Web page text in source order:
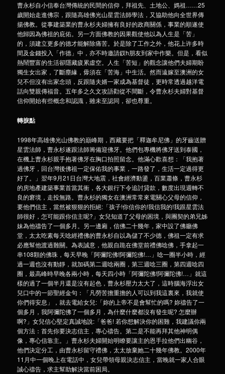
曹永杉自小信奉台灣傳統的民間的信仰，拜祖先、土地公、媽祖……25
歲開始走進佛宗，跟隨高雄佛光山星雲法師學法，又協助他向全世界傳
揚佛教。從事建築業的曹永杉夫婦擁有良好的政商關係，事業的順遂使
他歸因為佛祖的庇佑。另一方面佛教的因果觀使他以為人生是「苦」
的，須建立更多的德才能解除痛苦。於是除了工作之外，他花上许多時
間及金錢投入「作德」中，亦不時邀請釵h朋友到家中作樂。但是，看似
熱鬧豐富的生活卻隱藏疲累虛空。人生「苦短」的觀念讓他們夫婦期盼
獨生女出家，了斷塵緣，毋須在「苦海」中生活。然而遠嫁至澳洲的女
兒不但沒有出家念頭，反跟隨夫婿一家成為基督徒，更時常透過越洋電
話向雙親傳福音。五年多之久文攻語勸從不間斷，令曹永杉夫婦對基督
信仰開始有些概念和認識，雖未至認同，卻也尊重。
轉捩點
1998年高雄佛光山佛教的巔峰期，西藏要把「釋迦牟尼佛」的牙齒送贈
星雲法師，曹永杉遂跟法師籌備迎佛牙。他們包專機將佛牙送到泰國，
在機上曹永杉親手抱著佛牙在胸口拍照留念。他滿心歡喜想：「我抱著
過佛牙，回台灣後佛祖一定保佑我的事業，一路發了，生活一定過得更
好了。」翌年9月21日台灣大地震，社會經濟動盪，百業蕭條，曹永杉
的房地產建築事業首當其衝，各大銀行下令追討貸款，數度出現週轉不
良的窘境，走投無路。曹永杉的獨女在澳洲常常來電關心父母的信仰，
要他們信主，當然被狠狠的拒絕:「孩子!你信你的!我信我的!我跟星雲法
師很好，怎可能跟你信主呢?」女兒知道了父母的困境，與團契的弟兄姊
妹為他禱告了一個多月。另一邊廂，信佛二十幾年，家中設了佛廳佛
堂，太太吃素每天唸經禮佛的曹永杉自以為儲了不少德，佛祖一定有求
必應幫他渡過難關。為表誠意，他親自跪在佛堂前禮佛唸佛，手拿起一
串108顆的佛珠，每天早晚「阿彌陀佛!阿彌陀佛!…」唸一圈半小時，經
過一週也沒有動靜，就加碼第二週唸兩圈，第三週唸三圈，第四週唸四
圈，最高峰時早晚各兩小時，每天四小時「阿彌陀佛!阿彌陀佛!…」就這
樣的過了一個半月還是沒有起色，曹永杉壓力太大了，這時腦海浮出女
兒口中的一節聖經金句：「凡勞苦擔重擔的人可以到我這裏來，我就使
你們得安息」，就去電給女兒:「妳的上帝不是會幫忙的嗎? 妳禱告了一
個多月，我阿彌陀佛了一個多月，為什麼什麼都沒有發生呢? 怎麼辦
啊?」女兒信心堅定真誠地說:「爸爸! 若你想解決你的困難，我建議你兩
個方法：首先你要決志信主，專心禱告。第二是不能再拜其他神明偶
像，專心信靠主。」曹永杉夫婦開始明瞭要讓主的恩手拉他們出幽谷，
他們決定分工，由曹永杉留守禮佛，太太放棄她二十幾年佛教。2000年
11月中一個晚上在電話中，女兒帶領母親決志信主，當晚就一家人合眼
誠心禱告，求主幫助解決當前困局。